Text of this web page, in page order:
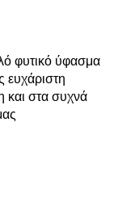
φυτικό ύφασμα
ευχάριστη
και στα συχνά